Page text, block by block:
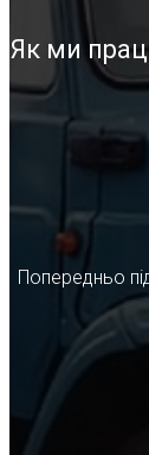
Як ми
Попередньо